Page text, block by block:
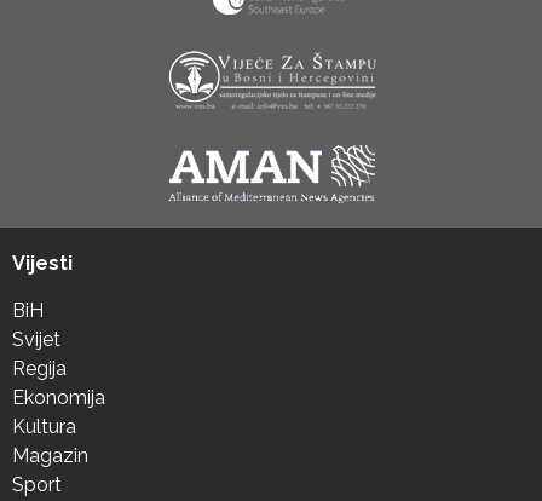
Vijesti
BiH
Svijet
Regija
Ekonomija
Kultura
Magazin
Sport